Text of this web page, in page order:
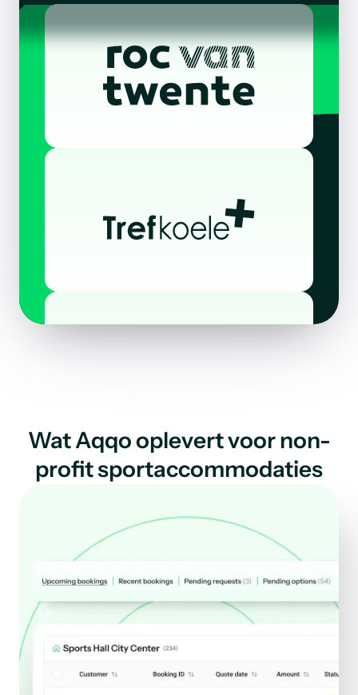
Wat Aqqo oplevert voor non-
profit sportaccommodaties